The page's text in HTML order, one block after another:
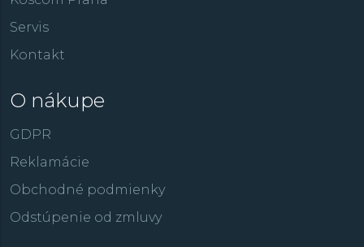
Servis
Kontakt
O nákupe
GDPR
Reklamácie
Obchodné podmienky
Odstúpenie od zmluvy